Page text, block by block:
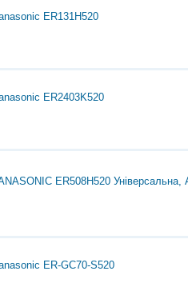
ER131H520
ER2403K520
ER508H520
ER-GC70-S520